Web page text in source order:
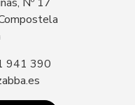
Nº 17
941 390